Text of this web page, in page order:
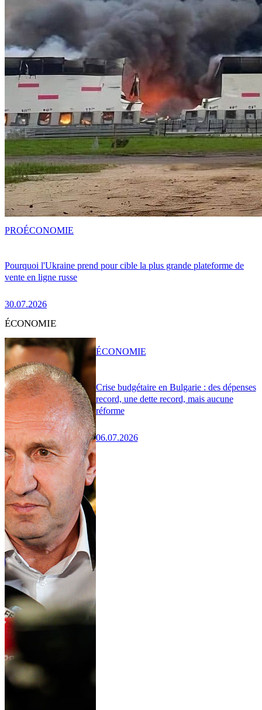
Pourquoi l'Ukraine prend pour cible la plus grande plateforme de
vente en ligne russe
30.07.2026
PROÉCONOMIE
ÉCONOMIE
Crise budgétaire en Bulgarie : des dépenses
record, une dette record, mais aucune
réforme
06.07.2026
ÉCONOMIE